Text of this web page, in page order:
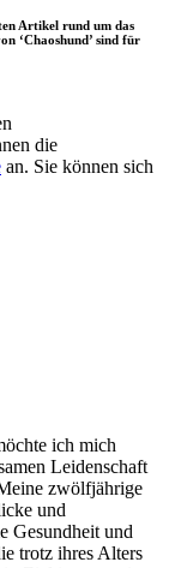
Artikel rund um das
‘Chaoshund’ sind für
die
an. Sie können sich
ich mich
Leidenschaft
zwölfjährige
und
Gesundheit und
trotz ihres Alters